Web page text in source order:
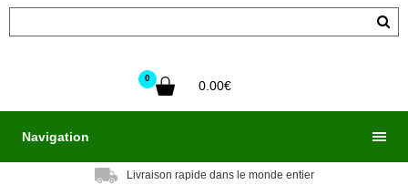
0
0.00€
Navigation
Livraison rapide dans le monde entier